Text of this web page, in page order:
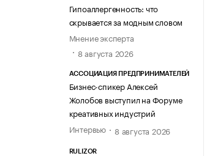
Гипоаллергенность: что
скрывается за модным словом
Мнение эксперта
8 августа 2026
АССОЦИАЦИЯ ПРЕДПРИНИМАТЕЛЕЙ
Бизнес-спикер Алексей
Жолобов выступил на Форуме
креативных индустрий
Интервью
8 августа 2026
RULIZOR